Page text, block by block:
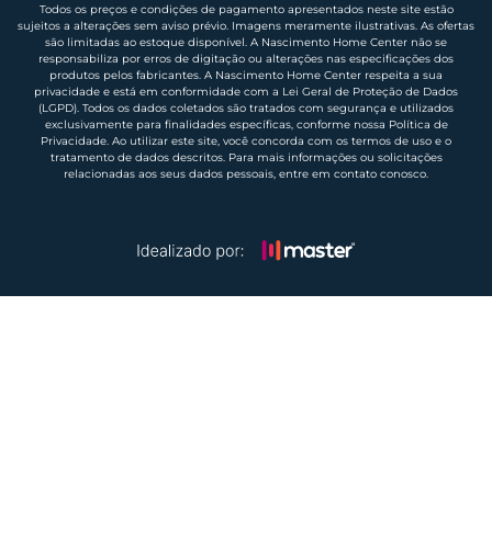
Todos os preços e condições de pagamento apresentados neste site estão
sujeitos a alterações sem aviso prévio. Imagens meramente ilustrativas. As ofertas
são limitadas ao estoque disponível. A Nascimento Home Center não se
responsabiliza por erros de digitação ou alterações nas especificações dos
produtos pelos fabricantes. A Nascimento Home Center respeita a sua
privacidade e está em conformidade com a Lei Geral de Proteção de Dados
(LGPD). Todos os dados coletados são tratados com segurança e utilizados
exclusivamente para finalidades específicas, conforme nossa Política de
Privacidade. Ao utilizar este site, você concorda com os termos de uso e o
tratamento de dados descritos. Para mais informações ou solicitações
relacionadas aos seus dados pessoais, entre em contato conosco.